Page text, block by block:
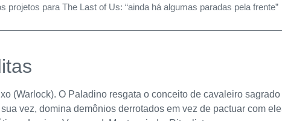
projetos para The Last of Us: “ainda há algumas paradas pela frente”
(Warlock). O Paladino resgata o conceito de cavaleiro sagrado
vez, domina demônios derrotados em vez de pactuar com